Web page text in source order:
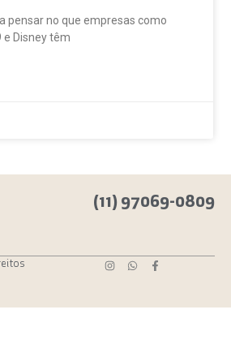
pensar no que empresas como
e Disney têm
(11) 97069-0809